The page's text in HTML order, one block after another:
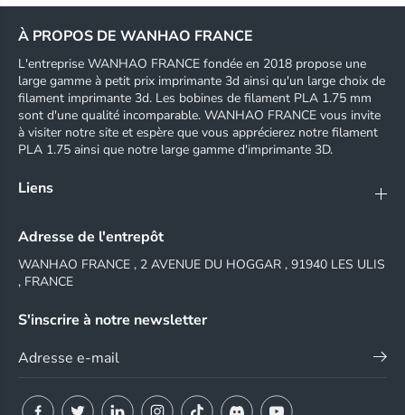
À PROPOS DE WANHAO FRANCE
L'entreprise WANHAO FRANCE fondée en 2018 propose une
large gamme à petit prix imprimante 3d ainsi qu'un large choix de
filament imprimante 3d. Les bobines de filament PLA 1.75 mm
sont d'une qualité incomparable. WANHAO FRANCE vous invite
à visiter notre site et espère que vous apprécierez notre filament
PLA 1.75 ainsi que notre large gamme d'imprimante 3D.
Liens
Adresse de l'entrepôt
WANHAO FRANCE , 2 AVENUE DU HOGGAR , 91940 LES ULIS
, FRANCE
S'inscrire à notre newsletter